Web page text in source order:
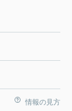
情報の見方